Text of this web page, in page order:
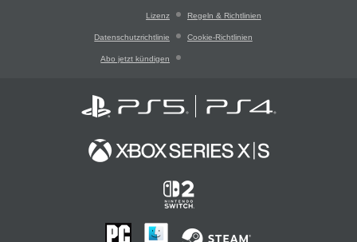
Lizenz Regeln & Richtlinien
Datenschutzrichtlinie Cookie-Richtlinien
Abo jetzt kündigen